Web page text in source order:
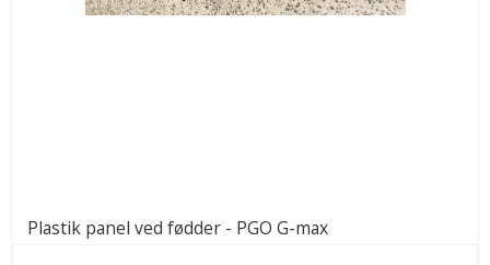
Plastik panel ved fødder - PGO G-max